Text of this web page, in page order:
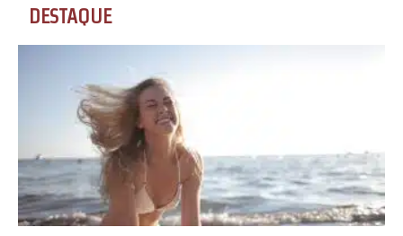
DESTAQUE